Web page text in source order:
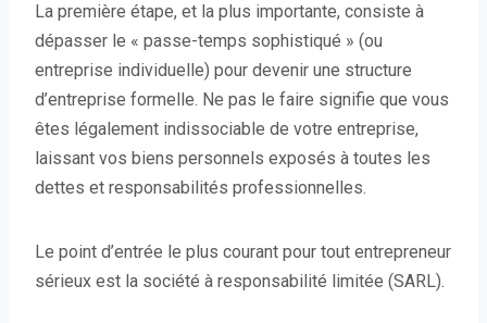
La première étape, et la plus importante, consiste à
dépasser le « passe-temps sophistiqué » (ou
entreprise individuelle) pour devenir une structure
d’entreprise formelle. Ne pas le faire signifie que vous
êtes légalement indissociable de votre entreprise,
laissant vos biens personnels exposés à toutes les
dettes et responsabilités professionnelles.
Le point d’entrée le plus courant pour tout entrepreneur
sérieux est la société à responsabilité limitée (SARL).